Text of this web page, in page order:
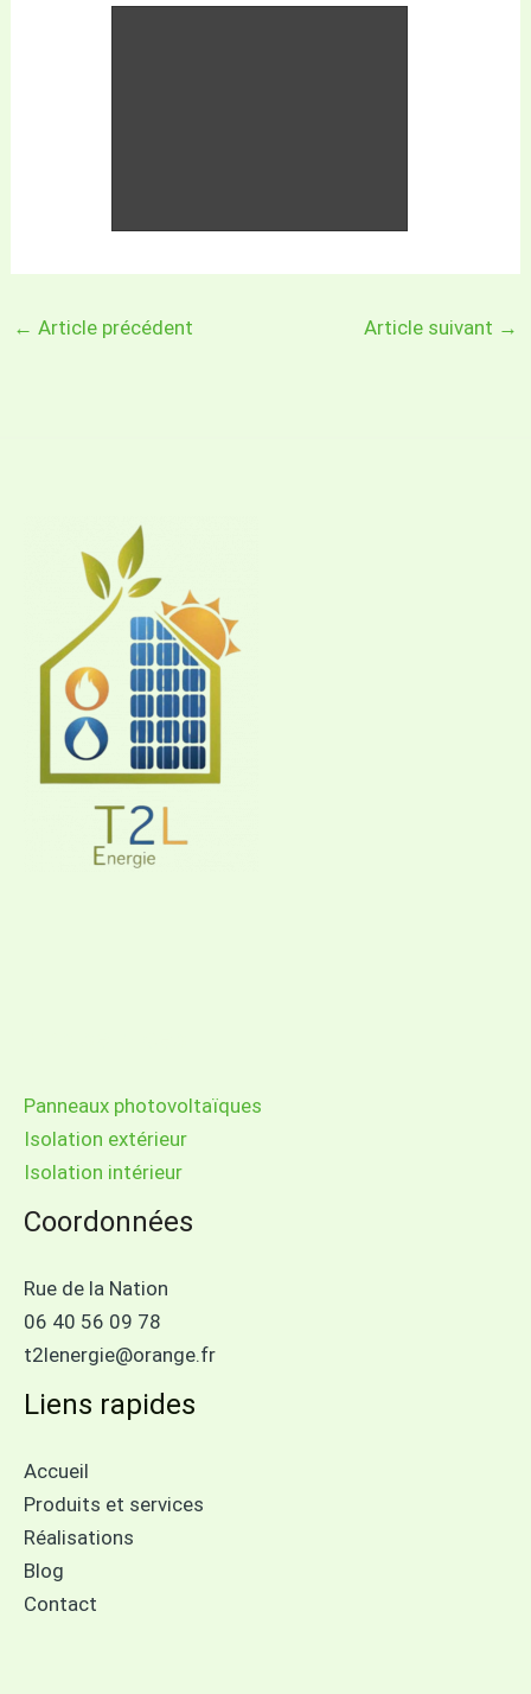
← Article précédent Article suivant →
Panneaux photovoltaïques
Isolation extérieur
Isolation intérieur
Coordonnées
Rue de la Nation
06 40 56 09 78
t2lenergie@orange.fr
Liens rapides
Accueil
Produits et services
Réalisations
Blog
Contact